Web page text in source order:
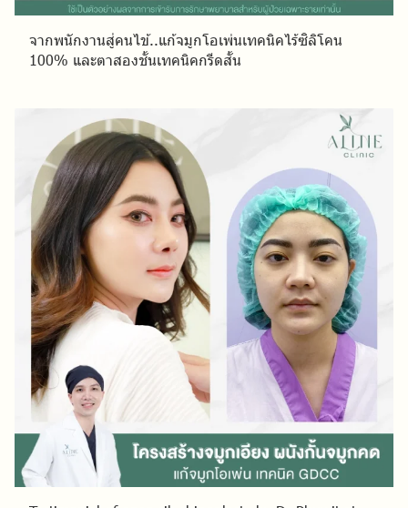
จากพนักงานสู่คนไข้..แก้จมูกโอเพ่นเทคนิคไร้ซิลิโคน
100% และตาสองชั้นเทคนิคกรีดสั้น